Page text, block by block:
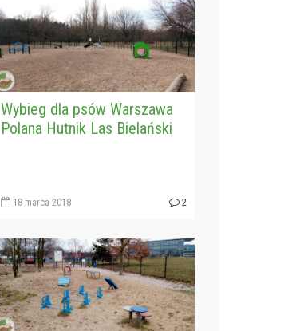
Wybieg dla psów Warszawa
Polana Hutnik Las Bielański
18 marca 2018 2